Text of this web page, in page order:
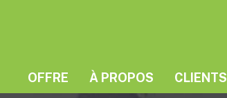
OFFRE À PROPOS CLIENTS